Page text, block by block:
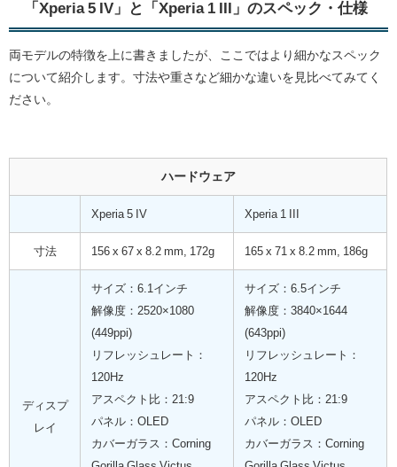
「Xperia 5 IV」と「Xperia 1 III」のスペック・仕様
両モデルの特徴を上に書きましたが、ここではより細かなスペック
について紹介します。寸法や重さなど細かな違いを見比べてみてく
ださい。
ハードウェア
Xperia 5 IV Xperia 1 III
寸法 156 x 67 x 8.2 mm, 172g 165 x 71 x 8.2 mm, 186g
ディスプ
レイ
サイズ：6.1インチ
解像度：2520×1080
(449ppi)
リフレッシュレート：
120Hz
アスペクト比：21:9
パネル：OLED
カバーガラス：Corning
サイズ：6.5インチ
解像度：3840×1644
(643ppi)
リフレッシュレート：
120Hz
アスペクト比：21:9
パネル：OLED
カバーガラス：Corning